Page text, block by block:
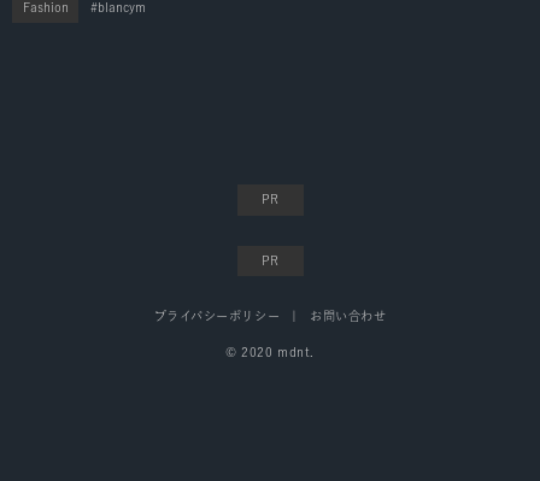
Fashion blancym
プライバシーポリシー お問い合わせ
© 2020 mdnt.